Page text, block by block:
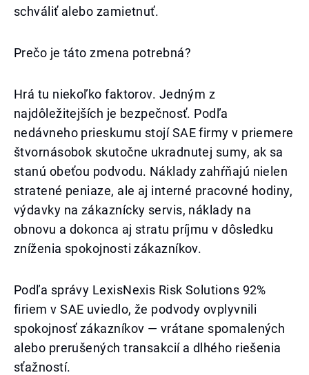
schváliť alebo zamietnuť.
Prečo je táto zmena potrebná?
Hrá tu niekoľko faktorov. Jedným z
najdôležitejších je bezpečnosť. Podľa
nedávneho prieskumu stojí SAE firmy v priemere
štvornásobok skutočne ukradnutej sumy, ak sa
stanú obeťou podvodu. Náklady zahŕňajú nielen
stratené peniaze, ale aj interné pracovné hodiny,
výdavky na zákaznícky servis, náklady na
obnovu a dokonca aj stratu príjmu v dôsledku
zníženia spokojnosti zákazníkov.
Podľa správy LexisNexis Risk Solutions 92%
firiem v SAE uviedlo, že podvody ovplyvnili
spokojnosť zákazníkov — vrátane spomalených
alebo prerušených transakcií a dlhého riešenia
sťažností.